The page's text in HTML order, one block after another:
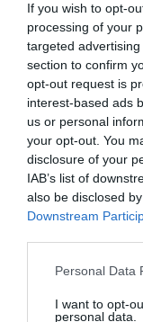
If you wish to opt-
processing of your
targeted
section to confirm
opt-out request is
interest-based ads
us or personal
your opt-out. You
disclosure of your
IAB’s list of
also be disclosed
Downstream
Please note that
not limited to your
Personal Data
I want to opt-
personal data.
Az eper
napi C-
kimutatták, hogy
stabilizálja a
Ananász
Egy csésze
tartalmaz. A
anyagokat
kockára vágva,
fogyaszthatod.